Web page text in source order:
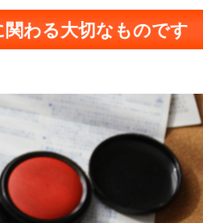
わる大切なものです